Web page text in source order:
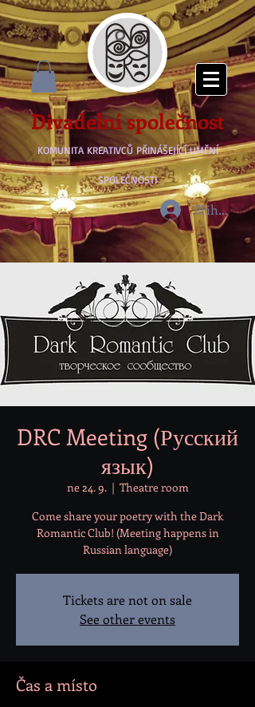
Divadelní společnost
KOMUNITA KREATIVCŮ PŘINÁŠEJÍCÍ UMĚNÍ
SPOLEČNOSTI
Přihlásit se
DRC Meeting (Русский
язык)
ne 24. 9.
  |
Theatre room
Come share your poetry with the Dark
Romantic Club! (Meeting happens in
Russian language)
Tickets are not on sale
See other events
Čas a místo